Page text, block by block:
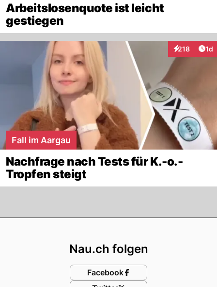
Arbeitslosenquote ist leicht
gestiegen
218
Interaktionen
1d
Fall im Aargau
Nachfrage nach Tests für K.-o.-
Tropfen steigt
Nau.ch folgen
Facebook